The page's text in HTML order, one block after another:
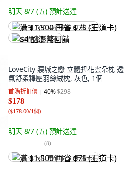
明天 8/7 (五) 預計送達
满 $1,500 再省 $75 (王道卡)
$4 酷澎幣回饋
LoveCity 寢城之戀 立體扭花雲朵枕 透
氣舒柔釋壓羽絲絨枕, 灰色, 1個
首購折扣價 40%$298
$178
($178.00/1個)
明天 8/7 (五) 預計送達
(8)
满 $1,500 再省 $75 (王道卡)